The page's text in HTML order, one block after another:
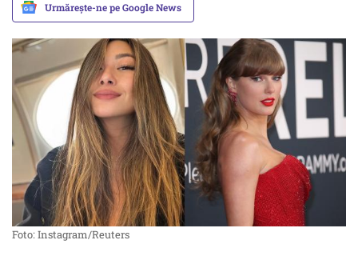
Urmărește-ne pe Google News
Foto: Instagram/Reuters